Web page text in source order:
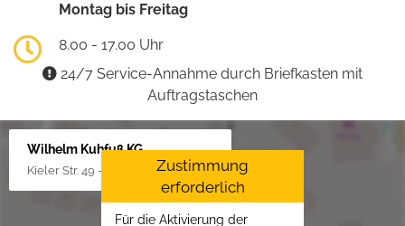
Montag bis Freitag
8.00 - 17.00 Uhr
24/7 Service-Annahme durch Briefkasten mit
Auftragstaschen
Wilhelm Kuhfuß KG
Kieler Str. 49 - 51, 25451 Quickborn
Zustimmung
erforderlich
Für die Aktivierung der